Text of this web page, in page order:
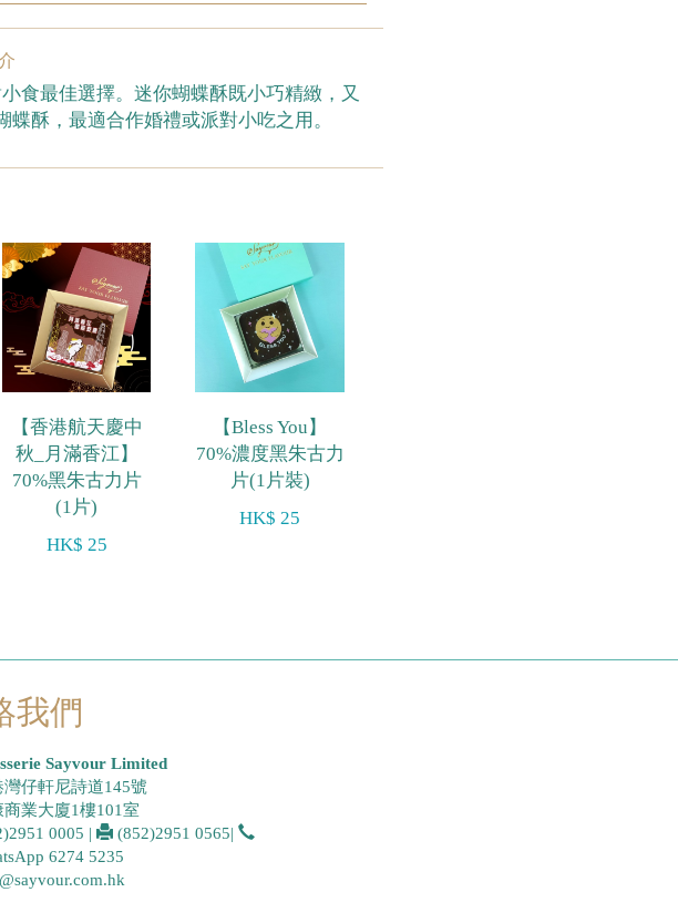
食最佳選擇。迷你蝴蝶酥既小巧精緻，又
酥，最適合作婚禮或派對小吃之用。
【香港航天慶中
秋_月滿香江】
70%黑朱古力片
(1片)
HK$ 25
【Bless You】
70%濃度黑朱古力
片(1片裝)
HK$ 25
我們
Sayvour Limited
灣仔軒尼詩道145號
商業大廈1樓101室
0005 | (852)2951 0565|
6274 5235